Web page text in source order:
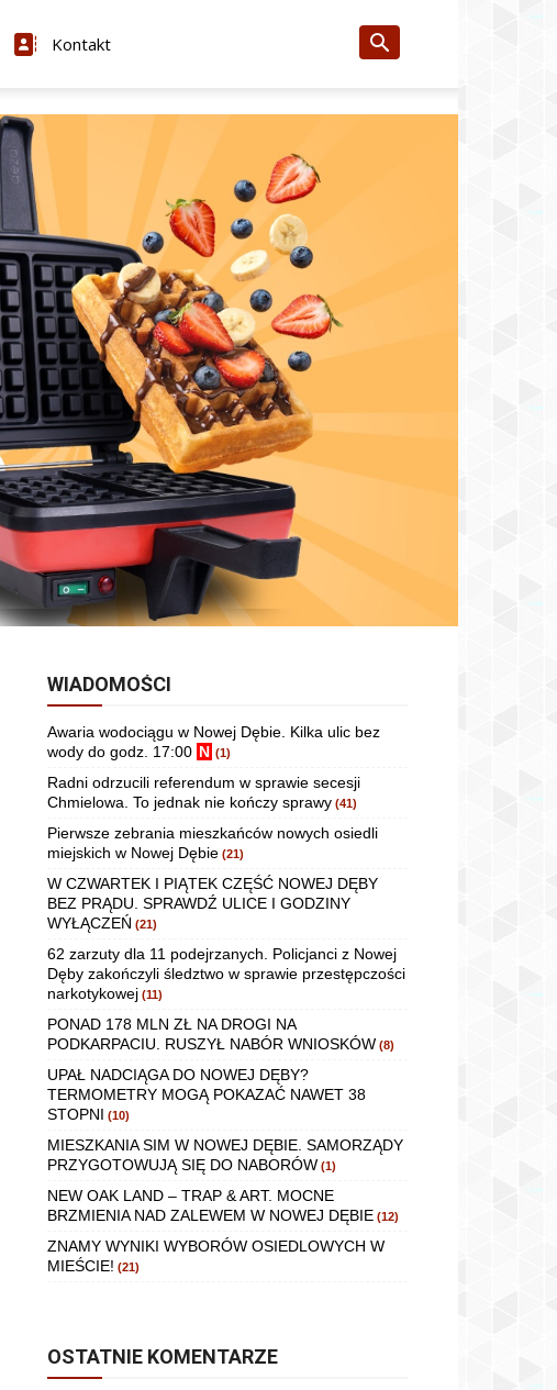
Kontakt
WIADOMOŚCI
Awaria wodociągu w Nowej Dębie. Kilka ulic bez
wody do godz. 17:00 N (1)
Radni odrzucili referendum w sprawie secesji
Chmielowa. To jednak nie kończy sprawy (41)
Pierwsze zebrania mieszkańców nowych osiedli
miejskich w Nowej Dębie (21)
W CZWARTEK I PIĄTEK CZĘŚĆ NOWEJ DĘBY
BEZ PRĄDU. SPRAWDŹ ULICE I GODZINY
WYŁĄCZEŃ (21)
62 zarzuty dla 11 podejrzanych. Policjanci z Nowej
Dęby zakończyli śledztwo w sprawie przestępczości
narkotykowej (11)
PONAD 178 MLN ZŁ NA DROGI NA
PODKARPACIU. RUSZYŁ NABÓR WNIOSKÓW (8)
UPAŁ NADCIĄGA DO NOWEJ DĘBY?
TERMOMETRY MOGĄ POKAZAĆ NAWET 38
STOPNI (10)
MIESZKANIA SIM W NOWEJ DĘBIE. SAMORZĄDY
PRZYGOTOWUJĄ SIĘ DO NABORÓW (1)
NEW OAK LAND – TRAP & ART. MOCNE
BRZMIENIA NAD ZALEWEM W NOWEJ DĘBIE (12)
ZNAMY WYNIKI WYBORÓW OSIEDLOWYCH W
MIEŚCIE! (21)
OSTATNIE KOMENTARZE